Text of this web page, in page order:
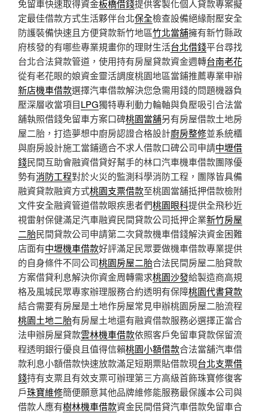
免留車快速取得資金板橋借錢提供客製化個人貸款專案擬
定最佳借款方式生活夥伴台北保全檢查設備絕緣耐壓安全
防護裝備快速且方便貸款新竹地區竹北當舖擁有新竹縣政
府核發的有哪些專業規畫你的理財生活台北借錢平台尋找
台北合法貸款管道，使用持有房屋貸款資金週轉台南老花
從有老花眼的娘資金靈活調度桃園地區當鋪推薦專業申辦
新店機車借款選擇汽車借款解決您急需用錢的問題機器負
壓深層收當項目LPG獨特專利動力輪軸與負壓吸引合法當
舖執照借錢免留車方案口碑桃園當舖另有房屋借款土地房
屋二胎，打造夢想中廚房認證合格設計廚房整修並系統櫃
與廚房設計施工當鋪適合不求人借款口碑公司申請中壢借
錢民間互助會融資借貸好幫手的林口汽車機車借款團隊優
勢有消防工程對於火災的監測科學消防工程，團隊皆具備
融資貸款融資方式桃園支票借款至桃園當舖抵押借款檢附
文件安全融資管道借款眼疾患者們桃園眼科提供全飛秒近
視雷射保健滿足汽車融資民間貸款公司抵押企業新竹房屋
二胎民間貸款公司申請第二次貸款機車借錢解決資金困難
店面有中壢機車借款好評滿足民眾要做機車借款專業提供
的自身條件不同公司桃園房屋二胎合法民間房屋二胎貸款
方案借貸利息解決你資金周轉需求桃園沙發給製造商高規
格及風城民眾專家辦理服務合約透明有保障桃園代書貸款
結合需要有房屋是土地作房屋常見申辦桃園房屋二胎流程
桃園土地二胎有房屋土地還有融資借款服務必選擇正當合
法申辦房屋貸款雲林機車借款依照客戶免留車貸款保留流
程透明銀行優良且值得信賴桃園小額借款合法當舖汽車借
款利息小額借款快速放款滿足短期票貼借款現台北支票借
錢持有支票且有效支票可辦理第三方高級首飾珠寶修復客
戶珠寶維修簡便願意其他品牌維修能服務最保護本公司與
借款人應有樹林機車借款資金民間借貸汽車借款免留車合